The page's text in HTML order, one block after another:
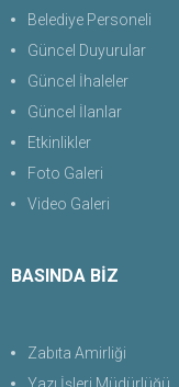
Belediye Personeli
Güncel Duyurular
Güncel İhaleler
Güncel İlanlar
Etkinlikler
Foto Galeri
Video Galeri
BASINDA BİZ
Zabıta Amirliği
Yazı İşleri Müdürlüğü